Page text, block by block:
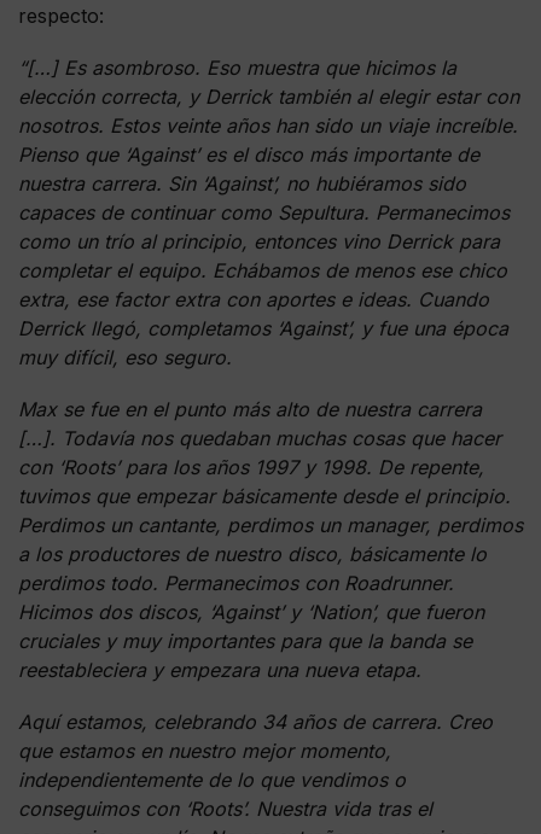
respecto:
“[…] Es asombroso. Eso muestra que hicimos la
elección correcta, y Derrick también al elegir estar con
nosotros. Estos veinte años han sido un viaje increíble.
Pienso que ‘Against’ es el disco más importante de
nuestra carrera. Sin ‘Against’, no hubiéramos sido
capaces de continuar como Sepultura. Permanecimos
como un trío al principio, entonces vino Derrick para
completar el equipo. Echábamos de menos ese chico
extra, ese factor extra con aportes e ideas. Cuando
Derrick llegó, completamos ‘Against’, y fue una época
muy difícil, eso seguro.
Max se fue en el punto más alto de nuestra carrera
[…]. Todavía nos quedaban muchas cosas que hacer
con ‘Roots’ para los años 1997 y 1998. De repente,
tuvimos que empezar básicamente desde el principio.
Perdimos un cantante, perdimos un manager, perdimos
a los productores de nuestro disco, básicamente lo
perdimos todo. Permanecimos con Roadrunner.
Hicimos dos discos, ‘Against’ y ‘Nation’, que fueron
cruciales y muy importantes para que la banda se
reestableciera y empezara una nueva etapa.
Aquí estamos, celebrando 34 años de carrera. Creo
que estamos en nuestro mejor momento,
independientemente de lo que vendimos o
conseguimos con ‘Roots’. Nuestra vida tras el